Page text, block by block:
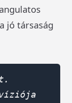
jó társaság